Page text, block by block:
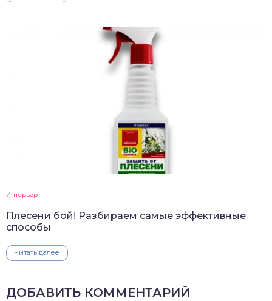
Интерьер
Плесени бой! Разбираем самые эффективные
способы
Читать далее
ДОБАВИТЬ КОММЕНТАРИЙ